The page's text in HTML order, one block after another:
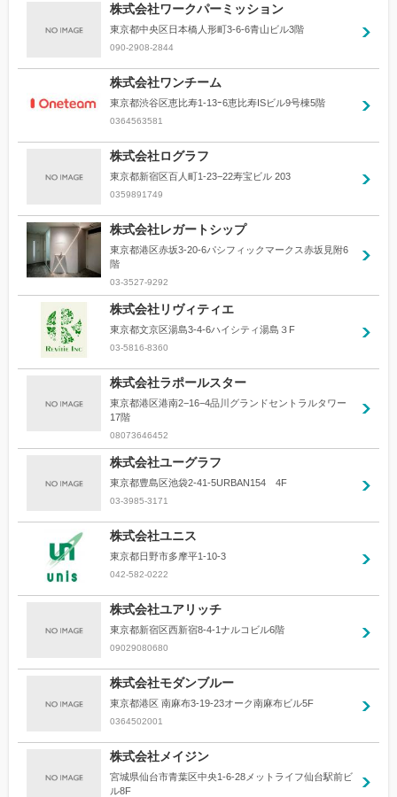
株式会社ワークパーミッション
東京都中央区日本橋人形町3-6-6青山ビル3階
090-2908-2844
株式会社ワンチーム
東京都渋谷区恵比寿1‐13ｰ6恵比寿ISビル9号棟5階
0364563581
株式会社ログラフ
東京都新宿区百人町1-23−22寿宝ビル 203
0359891749
株式会社レガートシップ
東京都港区赤坂3-20-6パシフィックマークス赤坂見附6
階
03-3527-9292
株式会社リヴィティエ
東京都文京区湯島3-4-6ハイシティ湯島３F
03-5816-8360
株式会社ラポールスター
東京都港区港南2−16−4品川グランドセントラルタワー
17階
08073646452
株式会社ユーグラフ
東京都豊島区池袋2-41-5URBAN154 4F
03-3985-3171
株式会社ユニス
東京都日野市多摩平1-10-3
042-582-0222
株式会社ユアリッチ
東京都新宿区西新宿8-4-1ナルコビル6階
09029080680
株式会社モダンブルー
東京都港区 南麻布3-19-23オーク南麻布ビル5F
0364502001
株式会社メイジン
宮城県仙台市青葉区中央1-6-28メットライフ仙台駅前ビ
ル8F